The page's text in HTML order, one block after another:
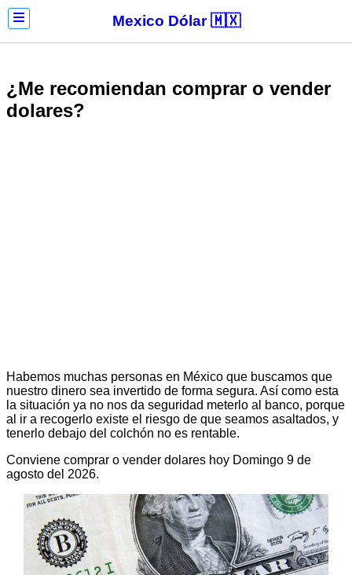
Mexico Dólar 🇲🇽
¿Me recomiendan comprar o vender
dolares?
Habemos muchas personas en México que buscamos que
nuestro dinero sea invertido de forma segura. Así como esta
la situación ya no nos da seguridad meterlo al banco, porque
al ir a recogerlo existe el riesgo de que seamos asaltados, y
tenerlo debajo del colchón no es rentable.
Conviene comprar o vender dolares hoy Domingo 9 de
agosto del 2026.